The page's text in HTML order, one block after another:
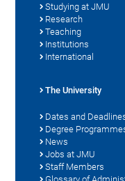
Studying at JMU
Research
Teaching
Institutions
International
The University
Dates and
Degree
News
Jobs at JMU
Staff Members